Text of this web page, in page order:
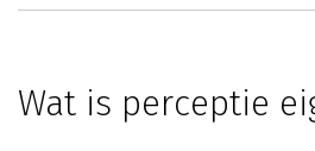
Wat is perceptie